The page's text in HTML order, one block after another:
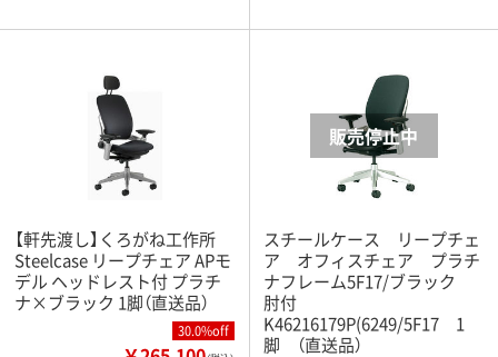
【軒先渡し】くろがね工作所
Steelcase リープチェア APモ
デル ヘッドレスト付 プラチ
ナ×ブラック 1脚（直送品）
30.0%off
スチールケース リープチェ
ア オフィスチェア プラチ
ナフレーム5F17/ブラック
肘付
K46216179P(6249/5F17 1
脚 （直送品）